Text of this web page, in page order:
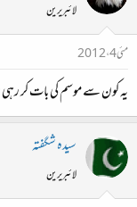
لائبریرین
مئی 4، 2012
یہ کون سے موسم کی بات کر رہی
سیدہ شگفتہ
لائبریرین